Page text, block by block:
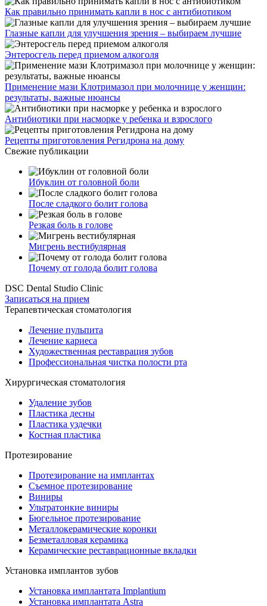
Как правильно принимать капли в нос с антибиотиком
Глазные капли для улучшения зрения – выбираем лучшие
Энтеросгель перед приемом алкоголя
Применение мази Клотримазол при молочнице у женщин:
результаты, важные нюансы
Антибиотики при насморке у ребенка и взрослого
Рецепты приготовления Регидрона на дому
Свежие публикации
Ибуклин от головной боли
После сладкого болит голова
Резкая боль в голове
Мигрень вестибулярная
Почему от голода болит голова
DSC Dental Studio Clinic
Записаться на прием
Терапевтическая стоматология
Лечение пульпита
Лечение кариеса
Художественная реставрация зубов
Профессиональная чистка полости рта
Хирургическая стоматология
Удаление зубов
Пластика десны
Пластика уздечки
Костная пластика
Протезирование
Протезирование на имплантах
Съемное протезирование
Виниры
Ультратонкие виниры
Бюгельное протезирование
Металлокерамические коронки
Безметалловая керамика
Керамические реставрационные вкладки
Установка имплантов зубов
Установка имплантата Implantium
Установка имплантата Astra